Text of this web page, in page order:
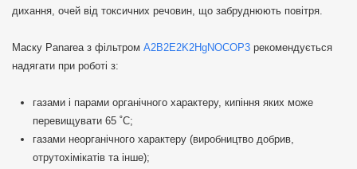
дихання, очей від токсичних речовин, що забруднюють повітря.
Маску Panarea з фільтром A2B2E2K2HgNOCOP3 рекомендується
надягати при роботі з:
газами і парами органічного характеру, кипіння яких може
перевищувати 65 ˚С;
газами неорганічного характеру (виробництво добрив,
отрутохімікатів та інше);